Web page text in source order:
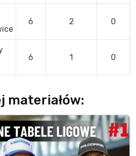
6 2 0
6 1 0
materiałów: